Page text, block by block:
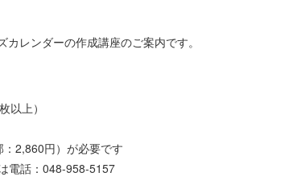
レンダーの作成講座のご案内です。
以上）
：2,860円）が必要です
電話：048-958-5157